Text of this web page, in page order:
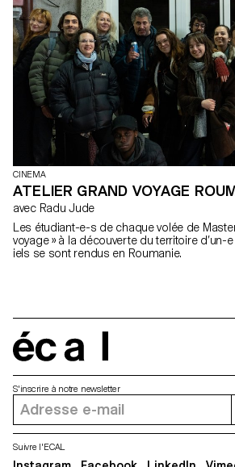
CINEMA
ATELIER GRAND VOYAGE
avec Radu Jude
Les étudiant-e-s de chaque volée de
voyage » à la découverte du territoire d’un-
iels se sont rendus en Roumanie.
S'inscrire à notre newsletter
Suivre l'ECAL